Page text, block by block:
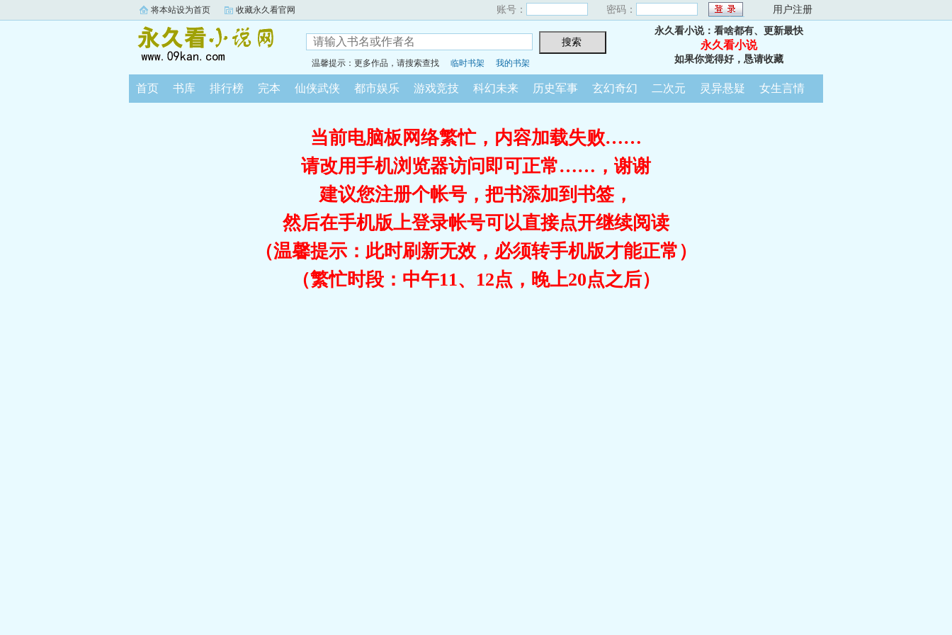
将本站设为首页 收藏永久看官网 账号： 密码： 用户注册
温馨提示：更多作品，请搜索查找 临时书架 我的书架
永久看小说：看啥都有、更新最快
永久看小说
如果你觉得好，恳请收藏
首页 书库 排行榜 完本 仙侠武侠 都市娱乐 游戏竞技 科幻未来 历史军事 玄幻奇幻 二次元 灵异悬疑 女生言情
当前电脑板网络繁忙，内容加载失败……
请改用手机浏览器访问即可正常……，谢谢
建议您注册个帐号，把书添加到书签，
然后在手机版上登录帐号可以直接点开继续阅读
（温馨提示：此时刷新无效，必须转手机版才能正常）
（繁忙时段：中午11、12点，晚上20点之后）